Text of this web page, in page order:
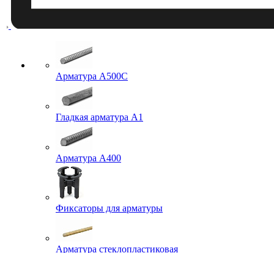
Арматура A500C
Гладкая арматура А1
Арматура А400
Фиксаторы для арматуры
Арматура стеклопластиковая